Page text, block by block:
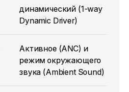
динамический (1-way
Dynamic Driver)
Активное (ANC) и
режим окружающего
звука (Ambient Sound)